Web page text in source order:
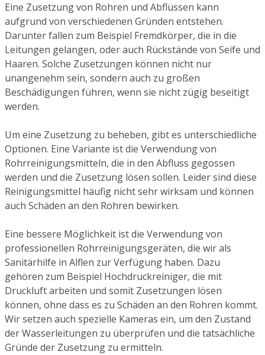
Eine Zusetzung von Rohren und Abflüssen kann
aufgrund von verschiedenen Gründen entstehen.
Darunter fallen zum Beispiel Fremdkörper, die in die
Leitungen gelangen, oder auch Rückstände von Seife und
Haaren. Solche Zusetzungen können nicht nur
unangenehm sein, sondern auch zu großen
Beschädigungen führen, wenn sie nicht zügig beseitigt
werden.
Um eine Zusetzung zu beheben, gibt es unterschiedliche
Optionen. Eine Variante ist die Verwendung von
Rohrreinigungsmitteln, die in den Abfluss gegossen
werden und die Zusetzung lösen sollen. Leider sind diese
Reinigungsmittel häufig nicht sehr wirksam und können
auch Schäden an den Rohren bewirken.
Eine bessere Möglichkeit ist die Verwendung von
professionellen Rohrreinigungsgeräten, die wir als
Sanitärhilfe in Alflen zur Verfügung haben. Dazu
gehören zum Beispiel Hochdruckreiniger, die mit
Druckluft arbeiten und somit Zusetzungen lösen
können, ohne dass es zu Schäden an den Rohren kommt.
Wir setzen auch spezielle Kameras ein, um den Zustand
der Wasserleitungen zu überprüfen und die tatsächliche
Gründe der Zusetzung zu ermitteln.